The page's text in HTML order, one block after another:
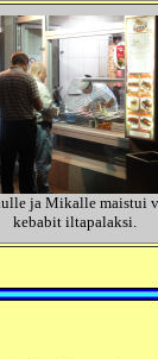
ja Mikalle maistui
kebabit iltapalaksi.